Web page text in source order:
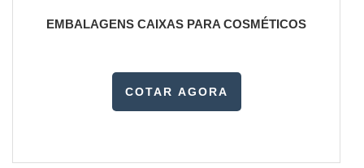
EMBALAGENS CAIXAS PARA COSMÉTICOS
COTAR AGORA